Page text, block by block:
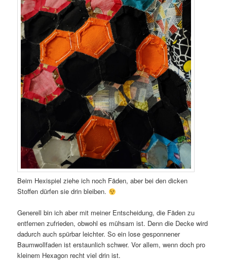
Beim Hexispiel ziehe ich noch Fäden, aber bei den dicken
Stoffen dürfen sie drin bleiben.
Generell bin ich aber mit meiner Entscheidung, die Fäden zu
entfernen zufrieden, obwohl es mühsam ist. Denn die Decke wird
dadurch auch spürbar leichter. So ein lose gesponnener
Baumwollfaden ist erstaunlich schwer. Vor allem, wenn doch pro
kleinem Hexagon recht viel drin ist.